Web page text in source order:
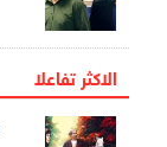
الاکثر تفاعلا